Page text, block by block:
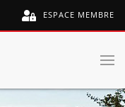
ESPACE MEMBRE